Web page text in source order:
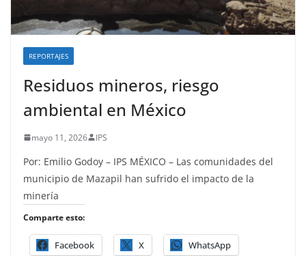
REPORTAJES
Residuos mineros, riesgo
ambiental en México
mayo 11, 2026 IPS
Por: Emilio Godoy – IPS MÉXICO – Las comunidades del
municipio de Mazapil han sufrido el impacto de la
minería
Comparte esto:
Facebook X WhatsApp